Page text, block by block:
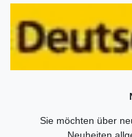
Sie möchten über
Neuheiten